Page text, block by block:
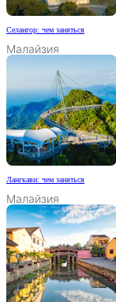
Селангор: чем заняться
Малайзия
Лангкави: чем заняться
Малайзия